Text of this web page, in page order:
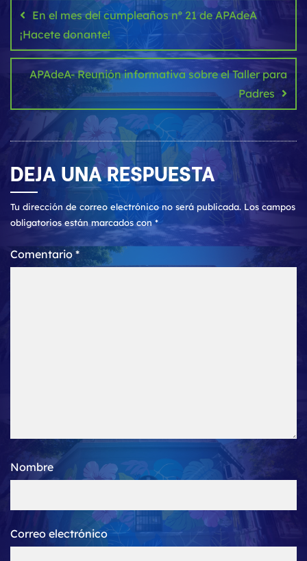
entradas
En el mes del cumpleaños nº 21 de APAdeA
¡Hacete donante!
APAdeA- Reunión informativa sobre el Taller para
Padres
DEJA UNA RESPUESTA
Tu dirección de correo electrónico no será publicada. Los campos
obligatorios están marcados con*
Comentario*
Nombre
Correo electrónico